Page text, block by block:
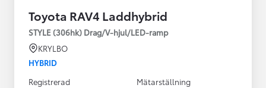
Toyota RAV4 Laddhybrid
STYLE (306hk) Drag/V-hjul/LED-ramp
KRYLBO
HYBRID
Registrerad
Mätarställning